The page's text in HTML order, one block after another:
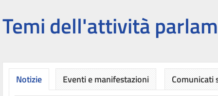
Temi dell'attività
Notizie Eventi e manifestazioni Comunicati